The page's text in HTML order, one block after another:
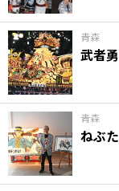
青森
武者
青森
ねぶ